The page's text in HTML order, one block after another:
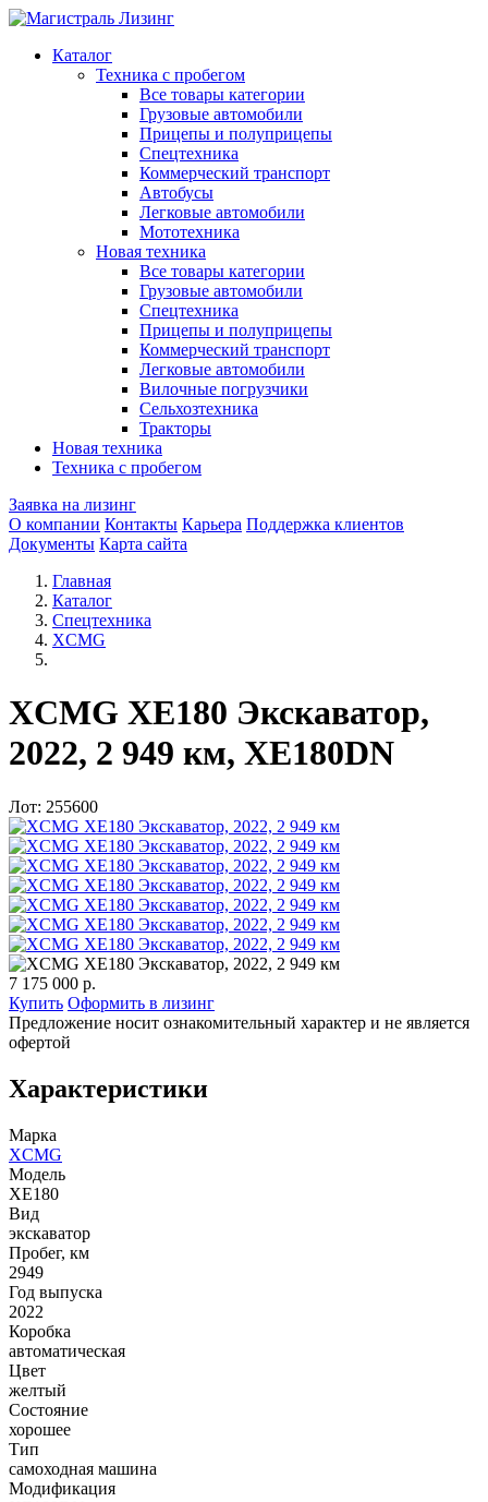
Каталог
Техника с пробегом
Все товары категории
Грузовые автомобили
Прицепы и полуприцепы
Спецтехника
Коммерческий транспорт
Автобусы
Легковые автомобили
Мототехника
Новая техника
Все товары категории
Грузовые автомобили
Спецтехника
Прицепы и полуприцепы
Коммерческий транспорт
Легковые автомобили
Вилочные погрузчики
Сельхозтехника
Тракторы
Новая техника
Техника с пробегом
Заявка на лизинг
О компании Контакты Карьера Поддержка клиентов
Документы Карта сайта
Главная
Каталог
Спецтехника
XCMG
XCMG XE180 Экскаватор,
2022, 2 949 км, XE180DN
Лот: 255600
7 175 000 р.
Купить Оформить в лизинг
Предложение носит ознакомительный характер и не является
офертой
Характеристики
Марка
XCMG
Модель
XE180
Вид
экскаватор
Пробег, км
2949
Год выпуска
2022
Коробка
автоматическая
Цвет
желтый
Состояние
хорошее
Тип
самоходная машина
Модификация